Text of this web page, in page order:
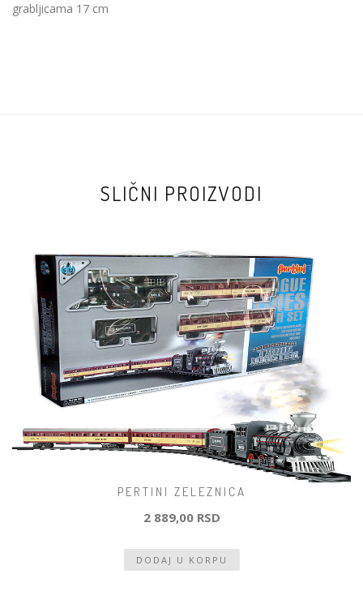
grabljicama 17 cm
SLIČNI PROIZVODI
PERTINI ZELEZNICA
2 889,00 RSD